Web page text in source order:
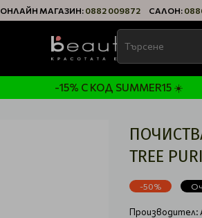
ОНЛАЙН МАГАЗИН: 0882 009872 САЛОН:
-15% С КОД SUMMER15 ☀️
TREE
-50%
Производител: